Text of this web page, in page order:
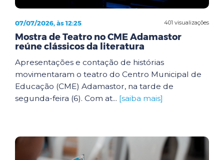
401 visualizações
07/07/2026, às 12:25
Mostra de Teatro no CME Adamastor
reúne clássicos da literatura
Apresentações e contação de histórias
movimentaram o teatro do Centro Municipal de
Educação (CME) Adamastor, na tarde de
segunda-feira (6). Com at... [saiba mais]